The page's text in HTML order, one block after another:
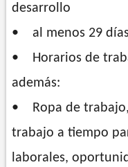
desarrollo
• al menos 29
• Horarios de
además:
• Ropa de trabajo,
trabajo a tiempo
laborales,